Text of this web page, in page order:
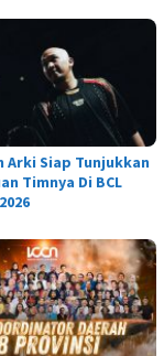
Arki Siap Tunjukkan
Timnya Di BCL